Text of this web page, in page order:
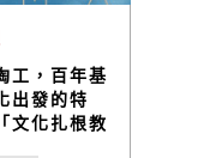
工，百年基
出發的特
文化扎根教